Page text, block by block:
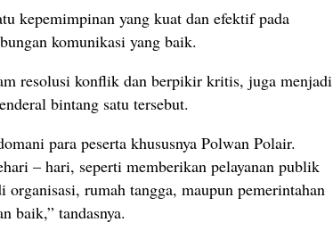
kepemimpinan yang kuat dan efektif pada
komunikasi yang baik.
resolusi konflik dan berpikir kritis, juga menjadi
bintang satu tersebut.
para peserta khususnya Polwan Polair.
– hari, seperti memberikan pelayanan publik
organisasi, rumah tangga, maupun pemerintahan
baik,” tandasnya.